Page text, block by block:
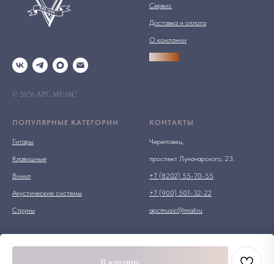
© 2026 АРС MUSIC
Сервис
Доставка и оплата
О компании
ПОПУЛЯРНЫЕ КАТЕГОРИИ
Гитары
Клавишные
Винил
Акустические системы
Струны
КОНТАКТЫ
Череповец,
проспект Луначарского, 23.
+7 (8202) 55-70-55
+7 (900) 501-32-22
apcmusic@mail.ru